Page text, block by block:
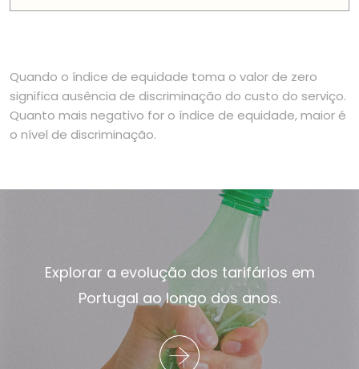
Quando o índice de equidade toma o valor de zero
significa ausência de discriminação do custo do serviço.
Quanto mais negativo for o índice de equidade, maior é
o nível de discriminação.
Explorar a evolução dos tarifários em
Portugal ao longo dos anos.